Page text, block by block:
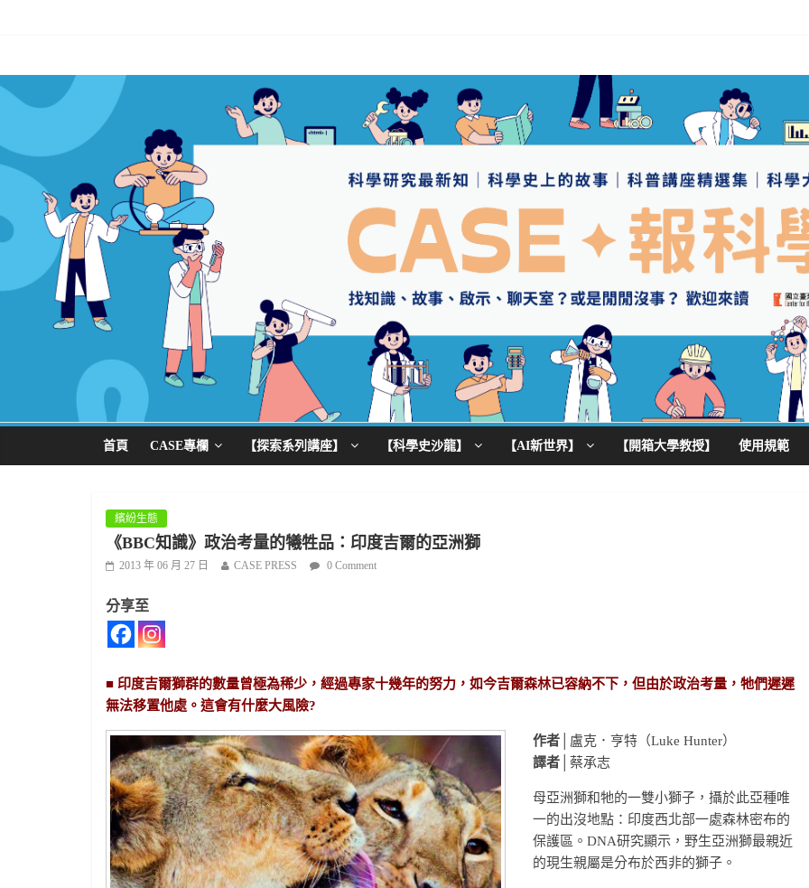
首頁 CASE專欄 【探索系列講座】 【科學史沙龍】 【AI新世界】 【開箱大學教授】 使用規範
繽紛生態
《BBC知識》政治考量的犧牲品：印度吉爾的亞洲獅
2013 年 06 月 27 日 CASE PRESS 0 Comment
分享至
■ 印度吉爾獅群的數量曾極為稀少，經過專家十幾年的努力，如今吉爾森林已容納不下，但由於政治考量，牠們遲遲
無法移置他處。這會有什麼大風險?
作者 │盧克．亨特（Luke Hunter）
譯者 │蔡承志
母亞洲獅和牠的一雙小獅子，攝於此亞種唯
一的出沒地點：印度西北部一處森林密布的
保護區。DNA研究顯示，野生亞洲獅最親近
的現生親屬是分布於西非的獅子。